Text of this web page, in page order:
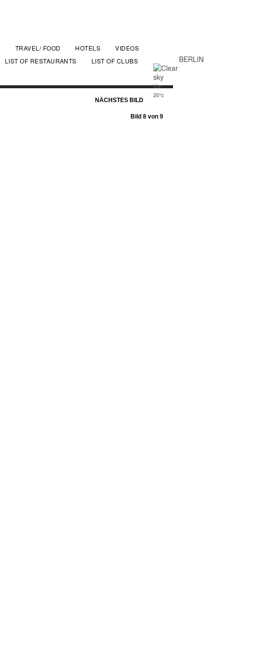
BERLIN
klar
20°c
TRAVEL/ FOOD HOTELS
VIDEOS
LIST OF RESTAURANTS LIST OF CLUBS
NÄCHSTES BILD
Bild 8 von 9